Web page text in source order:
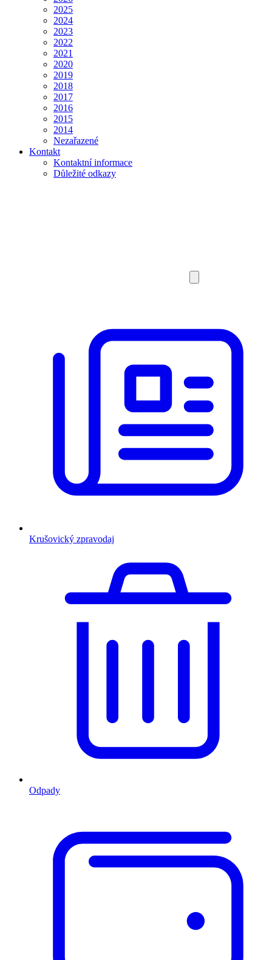
2025
2024
2023
2022
2021
2020
2019
2018
2017
2016
2015
2014
Nezařazené
Kontakt
Kontaktní informace
Důležité odkazy
Krušovický zpravodaj
Odpady